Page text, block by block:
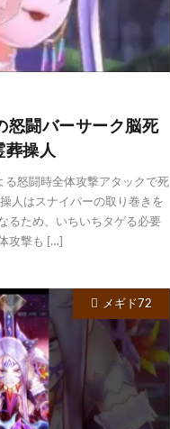
怒闘バーサーク脳死
葬操人
る怒闘時全体攻撃アタックで死
人はスナイパーの取り巻きを
るため、いちいちタゲる必要
攻撃も […]
メギド72